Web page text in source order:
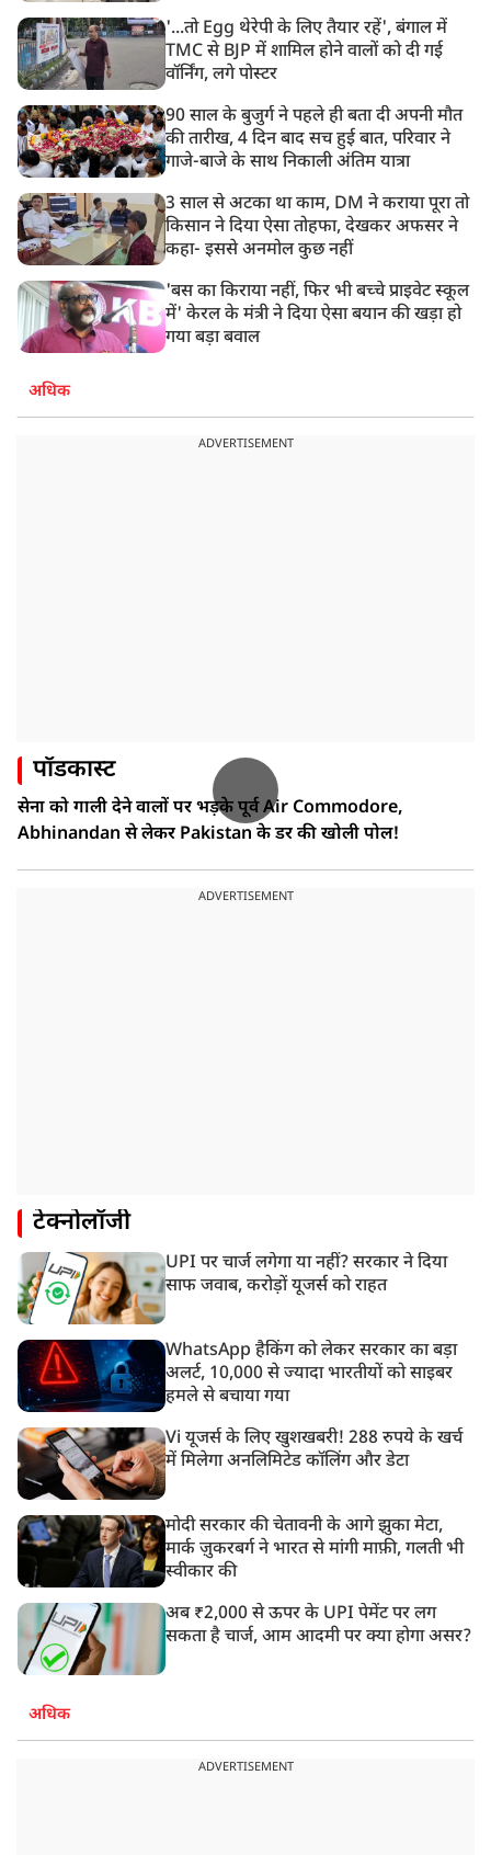
की बातचीत
'...तो Egg थेरेपी के लिए तैयार रहें', बंगाल में
TMC से BJP में शामिल होने वालों को दी गई
वॉर्निंग, लगे पोस्टर
90 साल के बुजुर्ग ने पहले ही बता दी अपनी मौत
की तारीख, 4 दिन बाद सच हुई बात, परिवार ने
गाजे-बाजे के साथ निकाली अंतिम यात्रा
3 साल से अटका था काम, DM ने कराया पूरा तो
किसान ने दिया ऐसा तोहफा, देखकर अफसर ने
कहा- इससे अनमोल कुछ नहीं
'बस का किराया नहीं, फिर भी बच्चे प्राइवेट स्कूल
में' केरल के मंत्री ने दिया ऐसा बयान की खड़ा हो
गया बड़ा बवाल
अधिक
ADVERTISEMENT
पॉडकास्ट
सेना को गाली देने वालों पर भड़के पूर्व Air Commodore,
Abhinandan से लेकर Pakistan के डर की खोली पोल!
ADVERTISEMENT
टेक्नोलॉजी
UPI पर चार्ज लगेगा या नहीं? सरकार ने दिया
साफ जवाब, करोड़ों यूजर्स को राहत
WhatsApp हैकिंग को लेकर सरकार का बड़ा
अलर्ट, 10,000 से ज्यादा भारतीयों को साइबर
हमले से बचाया गया
Vi यूजर्स के लिए खुशखबरी! 288 रुपये के खर्च
में मिलेगा अनलिमिटेड कॉलिंग और डेटा
मोदी सरकार की चेतावनी के आगे झुका मेटा,
मार्क ज़ुकरबर्ग ने भारत से मांगी माफ़ी, गलती भी
स्वीकार की
अब ₹2,000 से ऊपर के UPI पेमेंट पर लग
सकता है चार्ज, आम आदमी पर क्या होगा असर?
अधिक
ADVERTISEMENT